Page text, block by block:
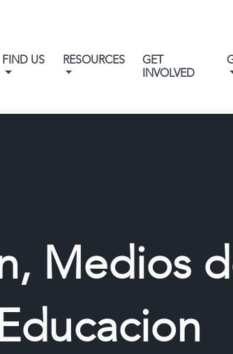
FIND US RESOURCES
GET
INVOLVED
Medios